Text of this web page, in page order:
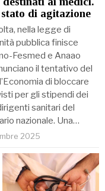
di agitazione
nella legge di
pubblica finisce
Fesmed e Anaao
il tentativo del
di bloccare
per gli stipendi dei
sanitari del
nazionale. Una…
2025